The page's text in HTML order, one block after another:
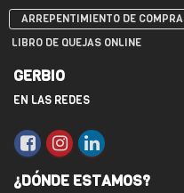
ARREPENTIMIENTO DE COMPRA
LIBRO DE QUEJAS ONLINE
GERBIO
EN LAS REDES
¿DÓNDE ESTAMOS?